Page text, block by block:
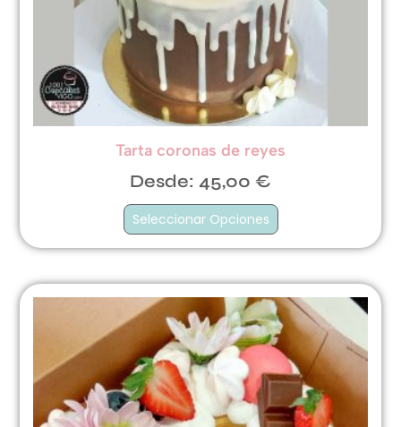
Tarta coronas de reyes
Desde: 45,00 €
Seleccionar Opciones